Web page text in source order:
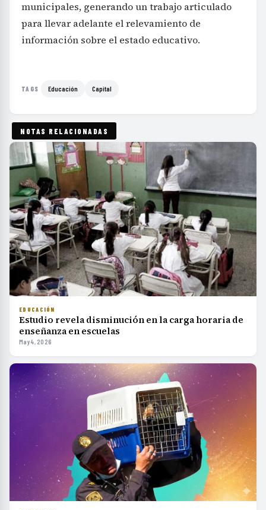
municipales, generando un trabajo articulado
para llevar adelante el relevamiento de
información sobre el estado educativo.
TAGS Educación Capital
NOTAS RELACIONADAS
EDUCACIÓN
Estudio revela disminución en la carga horaria de
enseñanza en escuelas
May 4, 2026